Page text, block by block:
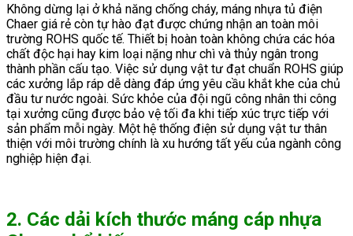
Không dừng lại ở khả năng chống cháy, máng nhựa tủ điện
Chaer giá rẻ còn tự hào đạt được chứng nhận an toàn môi
trường ROHS quốc tế. Thiết bị hoàn toàn không chứa các hóa
chất độc hại hay kim loại nặng như chì và thủy ngân trong
thành phần cấu tạo. Việc sử dụng vật tư đạt chuẩn ROHS giúp
các xưởng lắp ráp dễ dàng đáp ứng yêu cầu khắt khe của chủ
đầu tư nước ngoài. Sức khỏe của đội ngũ công nhân thi công
tại xưởng cũng được bảo vệ tối đa khi tiếp xúc trực tiếp với
sản phẩm mỗi ngày. Một hệ thống điện sử dụng vật tư thân
thiện với môi trường chính là xu hướng tất yếu của ngành công
nghiệp hiện đại.
2. Các dải kích thước máng cáp nhựa